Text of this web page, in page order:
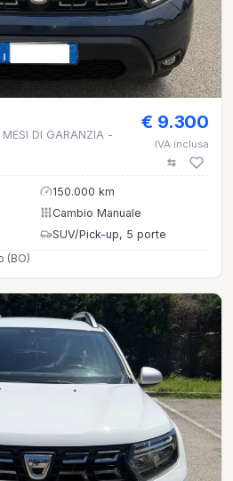
DI GARANZIA -
€ 9.300
IVA inclusa
150.000 km
Cambio Manuale
SUV/Pick-up, 5 porte
(BO)